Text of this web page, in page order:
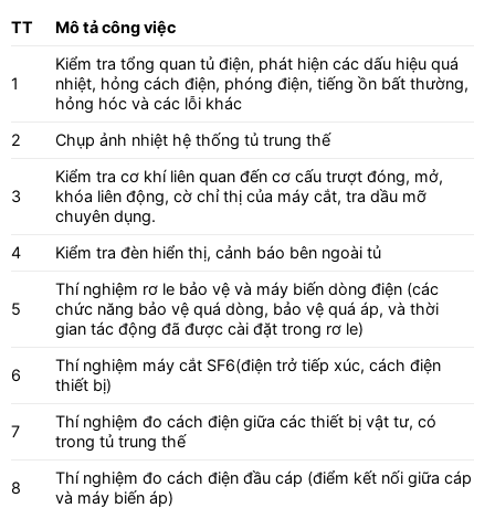
TT Mô tả công việc
1
Kiểm tra tổng quan tủ điện, phát hiện các dấu hiệu quá
nhiệt, hỏng cách điện, phóng điện, tiếng ồn bất thường,
hỏng hóc và các lỗi khác
2
Chụp ảnh nhiệt hệ thống tủ trung thế
3
Kiểm tra cơ khí liên quan đến cơ cấu trượt đóng, mở,
khóa liên động, cờ chỉ thị của máy cắt, tra dầu mỡ
chuyên dụng.
4
Kiểm tra đèn hiển thị, cảnh báo bên ngoài tủ
5
Thí nghiệm rơ le bảo vệ và máy biến dòng điện (các
chức năng bảo vệ quá dòng, bảo vệ quá áp, và thời
gian tác động đã được cài đặt trong rơ le)
6
Thí nghiệm máy cắt SF6(điện trở tiếp xúc, cách điện
thiết bị)
7
Thí nghiệm đo cách điện giữa các thiết bị vật tư, có
trong tủ trung thế
8
Thí nghiệm đo cách điện đầu cáp (điểm kết nối giữa cáp
và máy biến áp)